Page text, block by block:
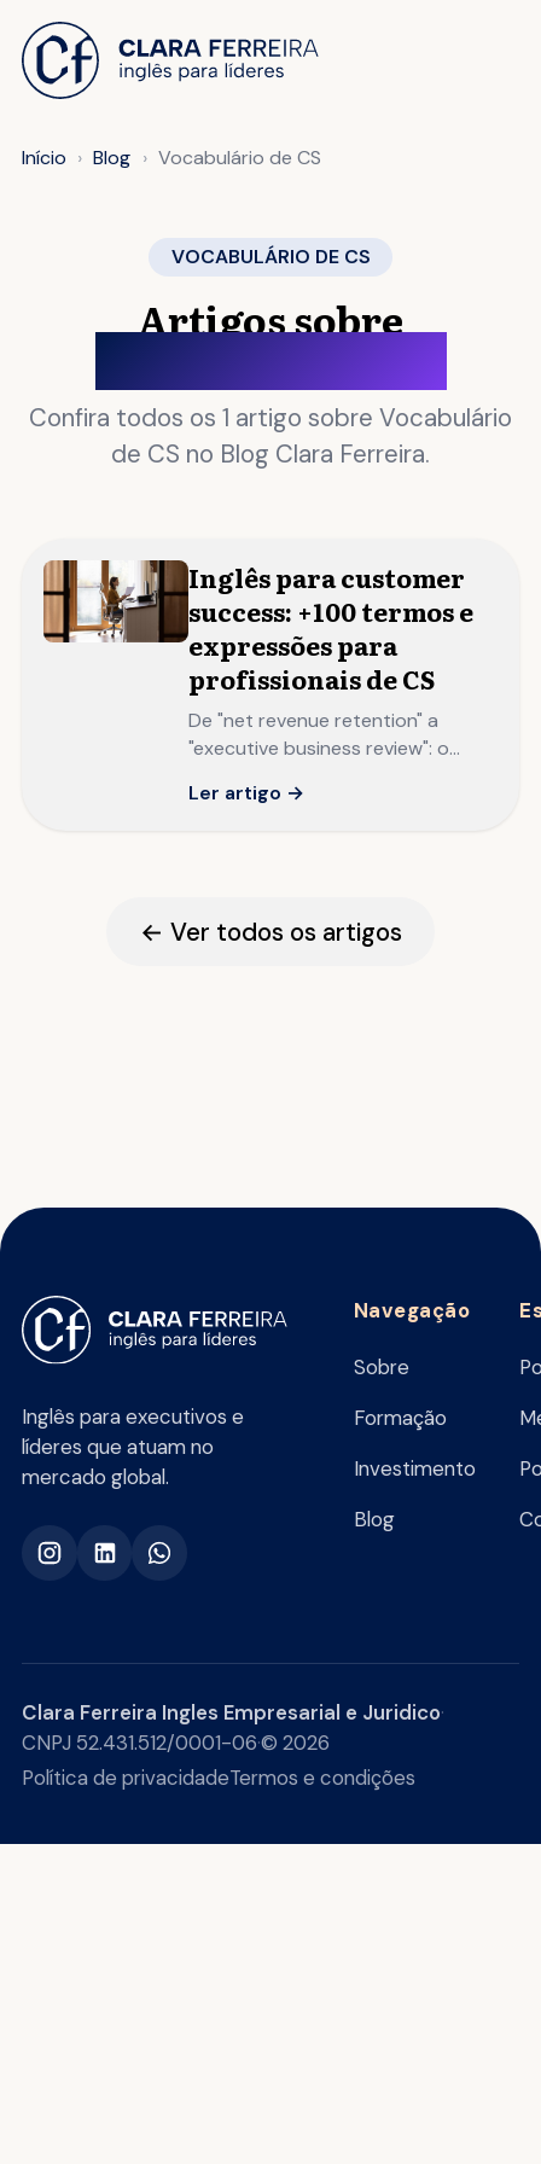
Início Blog Vocabulário de CS
VOCABULÁRIO DE CS
Artigos sobre
Confira todos os 1 artigo sobre Vocabulário
de CS no Blog Clara Ferreira.
Inglês para customer
success: +100 termos e
expressões para
profissionais de CS
De "net revenue retention" a
"executive business review": o
profissionais de CS que operam
Ler artigo →
← Ver todos os artigos
Inglês para executivos e
líderes que atuam no
mercado global.
Navegação
Sobre
Formação
Investimento
Blog
Clara Ferreira Ingles Empresarial e Juridico·
CNPJ 52.431.512/0001-06·© 2026
Política de privacidadeTermos e condições